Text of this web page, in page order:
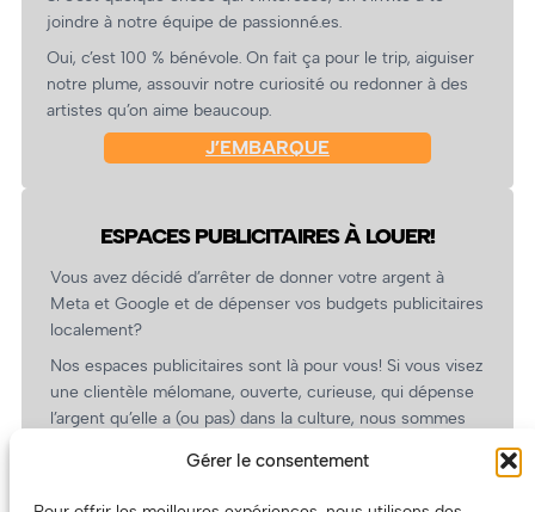
Gérer le consentement
joindre à notre équipe de passionné.es.
Oui, c’est 100 % bénévole. On fait ça pour le trip, aiguiser
notre plume, assouvir notre curiosité ou redonner à des
artistes qu’on aime beaucoup.
J’EMBARQUE
ESPACES PUBLICITAIRES À LOUER!
Vous avez décidé d’arrêter de donner votre argent à
Meta et Google et de dépenser vos budgets publicitaires
localement?
Nos espaces publicitaires sont là pour vous! Si vous visez
une clientèle mélomane, ouverte, curieuse, qui dépense
l’argent qu’elle a (ou pas) dans la culture, nous sommes
revient.